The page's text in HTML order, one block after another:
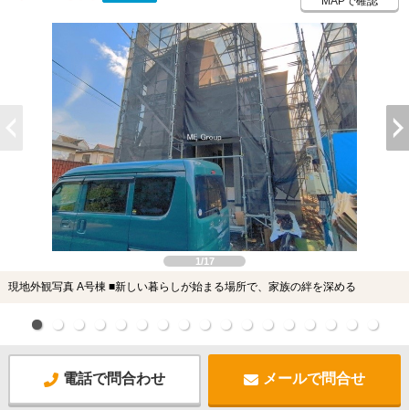
1/17
現地外観写真 A号棟 ■新しい暮らしが始まる場所で、家族の絆を深める
電話で問合わせ メールで問合せ